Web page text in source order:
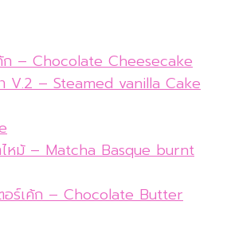
ก – Chocolate Cheesecake
V.2 – Steamed vanilla Cake
ไหม้ – Matcha Basque burnt
อร์เค้ก – Chocolate Butter